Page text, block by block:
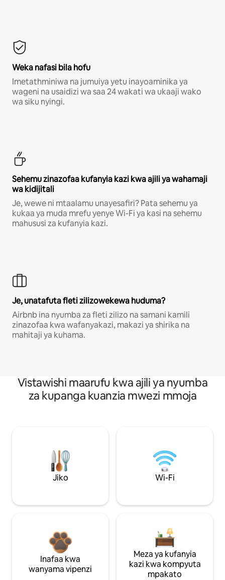
Weka nafasi bila hofu
Imetathminiwa na jumuiya yetu inayoaminika ya
wageni na usaidizi wa saa 24 wakati wa ukaaji wako
wa siku nyingi.
Sehemu zinazofaa kufanyia kazi kwa ajili ya wahamaji
wa kidijitali
Je, wewe ni mtaalamu unayesafiri? Pata sehemu ya
kukaa ya muda mrefu yenye Wi-Fi ya kasi na sehemu
mahususi za kufanyia kazi.
Je, unatafuta fleti zilizowekewa huduma?
Airbnb ina nyumba za fleti zilizo na samani kamili
zinazofaa kwa wafanyakazi, makazi ya shirika na
mahitaji ya kuhama.
Vistawishi maarufu kwa ajili ya nyumba
za kupanga kuanzia mwezi mmoja
Jiko Wi-Fi
Inafaa kwa
wanyama vipenzi
Meza ya kufanyia
kazi kwa kompyuta
mpakato